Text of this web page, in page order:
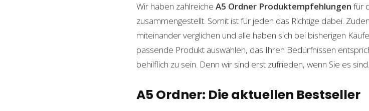
Wir haben zahlreiche A5 Ordner Produktempfehlungen für
zusammengestellt. Somit ist für jeden das Richtige dabei.
miteinander verglichen und alle haben sich bei bisherigen
passende Produkt auswählen, das Ihren Bedürfnissen
behilflich zu sein. Denn wir sind erst zufrieden, wenn Sie es sind.
A5 Ordner: Die aktuellen Bestseller